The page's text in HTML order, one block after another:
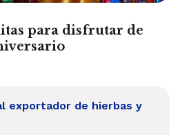
para disfrutar de
exportador de hierbas y